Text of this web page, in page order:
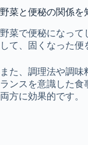
野菜と便秘の関係を
野菜で便秘になって
して、固くなった便
また
、調理法や調
ランスを意識した食
両方に効果的です。